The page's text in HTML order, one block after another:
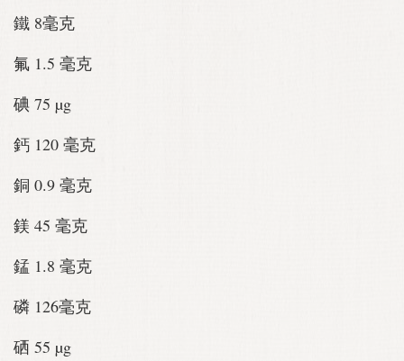
鐵 8毫克
氟 1.5 毫克
碘 75 µg
鈣 120 毫克
銅 0.9 毫克
鎂 45 毫克
錳 1.8 毫克
磷 126毫克
硒 55 µg